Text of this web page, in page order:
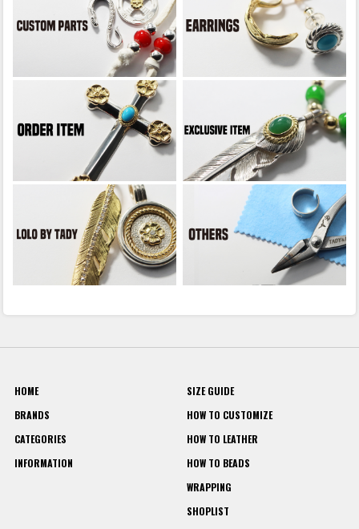
HOME
BRANDS
CATEGORIES
INFORMATION
SIZE GUIDE
HOW TO CUSTOMIZE
HOW TO LEATHER
HOW TO BEADS
WRAPPING
SHOPLIST